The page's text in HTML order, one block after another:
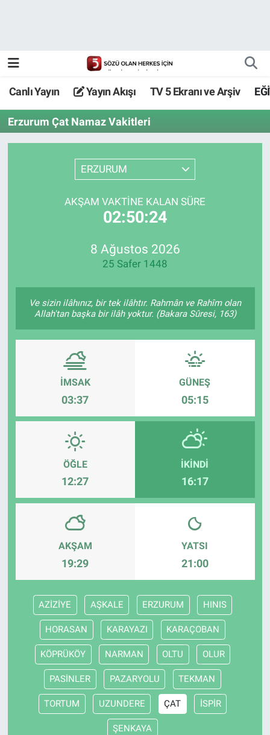
Canlı Yayın Yayın Akışı TV 5 Ekranı ve Arşiv
Erzurum Çat Namaz Vakitleri
ERZURUM
AKŞAM VAKTİNE KALAN SÜRE
02:50:24
8 Ağustos 2026
25 Safer 1448
Ve sizin ilâhınız, bir tek ilâhtır. Rahmân ve Rahîm olan
Allah'tan başka bir ilâh yoktur. (Bakara Sûresi, 163)
İMSAK
03:37
GÜNEŞ
05:15
ÖĞLE
12:27
İKINDI
16:17
AKŞAM
19:29
YATSI
21:00
AZİZİYE AŞKALE ERZURUM HINIS
HORASAN KARAYAZI KARAÇOBAN
KÖPRÜKÖY NARMAN OLTU OLUR
PASİNLER PAZARYOLU TEKMAN
TORTUM UZUNDERE ÇAT İSPİR
ŞENKAYA
TV 5 Ekranı ve Arşiv